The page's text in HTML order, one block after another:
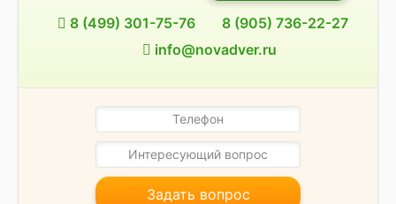
8 (499) 301-75-76
8 (905) 736-22-27
info@novadver.ru
Задать вопрос